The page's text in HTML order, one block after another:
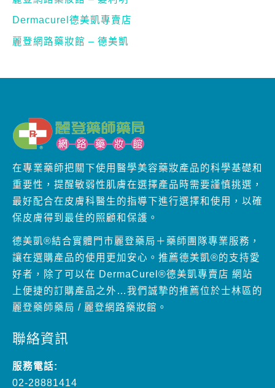
在專業藥師把關下使用醫學美容藥妝產品的科學基礎和
重要性，提醒敏弱性肌膚在選擇產品時需要謹慎挑選，
最好配合在皮膚科醫生的指導下進行選擇和使用，以確
保皮膚得到最佳的照顧和保護。
上便捷的訂購產品之外…我們誠摯的推薦位於士林區的
麗登藥師藥局 / 麗登網路藥妝館。
聯絡資訊
02-28881414
門市地址: